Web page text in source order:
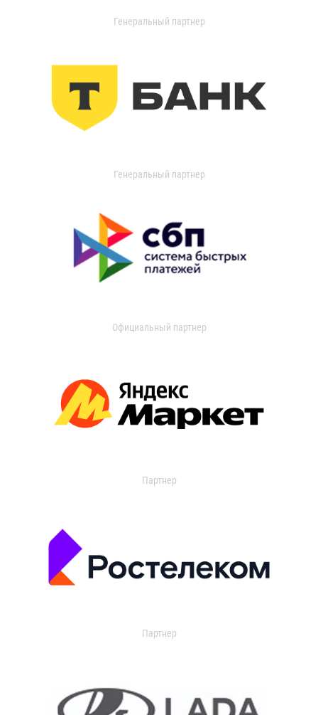
Генеральный партнер
Генеральный партнер
Официальный партнер
Партнер
Партнер